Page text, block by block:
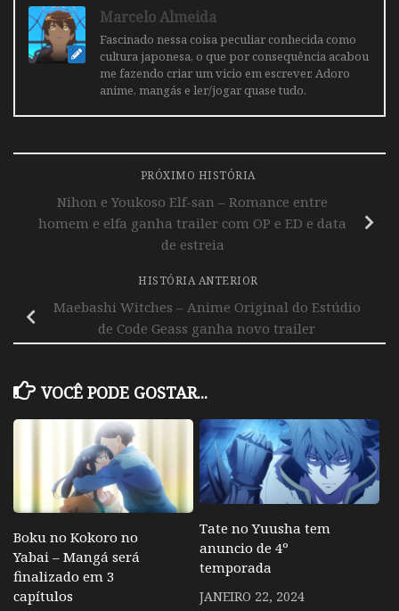
Marcelo Almeida
Fascinado nessa coisa peculiar conhecida como
cultura japonesa, o que por consequência acabou
me fazendo criar um vicio em escrever. Adoro
anime, mangás e ler/jogar quase tudo.
PRÓXIMO HISTÓRIA
Nihon e Youkoso Elf-san – Romance entre
homem e elfa ganha trailer com OP e ED e data
de estreia
HISTÓRIA ANTERIOR
Maebashi Witches – Anime Original do Estúdio
de Code Geass ganha novo trailer
VOCÊ PODE GOSTAR...
Boku no Kokoro no
Yabai – Mangá será
finalizado em 3
capítulos
Tate no Yuusha tem
anuncio de 4º
temporada
JANEIRO 22, 2024